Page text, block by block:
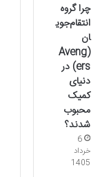
چرا گروه
انتقام‌جوی
ان
(Aveng
ers) در
دنیای
کمیک
محبوب
شدند؟
6
خرداد
1405